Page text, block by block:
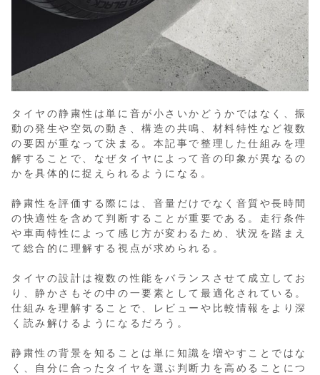
タイヤの静粛性は単に音が小さいかどうかではなく、振
動の発生や空気の動き、構造の共鳴、材料特性など複数
の要因が重なって決まる。本記事で整理した仕組みを理
解することで、なぜタイヤによって音の印象が異なるの
かを具体的に捉えられるようになる。
静粛性を評価する際には、音量だけでなく音質や長時間
の快適性を含めて判断することが重要である。走行条件
や車両特性によって感じ方が変わるため、状況を踏まえ
て総合的に理解する視点が求められる。
タイヤの設計は複数の性能をバランスさせて成立してお
り、静かさもその中の一要素として最適化されている。
仕組みを理解することで、レビューや比較情報をより深
く読み解けるようになるだろう。
静粛性の背景を知ることは単に知識を増やすことではな
く、自分に合ったタイヤを選ぶ判断力を高めることにつ